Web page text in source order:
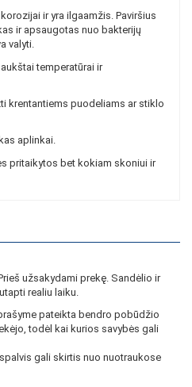
ir yra ilgaamžis. Paviršius
ir apsaugotas nuo bakterijų
valyti.
temperatūrai ir
krentantiems puodeliams ar stiklo
aplinkai.
pritaikytos bet kokiam skoniui ir
užsakydami prekę. Sandėlio ir
realiu laiku.
pateikta bendro pobūdžio
todėl kai kurios savybės gali
gali skirtis nuo nuotraukose